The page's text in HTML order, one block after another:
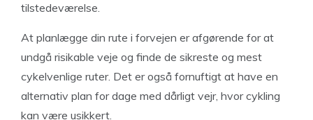
tilstedeværelse.
At planlægge din rute i forvejen er afgørende for at
undgå risikable veje og finde de sikreste og mest
cykelvenlige ruter. Det er også fornuftigt at have en
alternativ plan for dage med dårligt vejr, hvor cykling
kan være usikkert.